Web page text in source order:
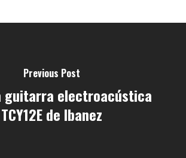
Previous Post
guitarra electroacústica
TCY12E de Ibanez